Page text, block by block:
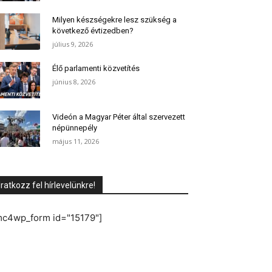
Milyen készségekre lesz szükség a
következő évtizedben?
július 9, 2026
Élő parlamenti közvetítés
június 8, 2026
Videón a Magyar Péter által szervezett
népünnepély
május 11, 2026
fel hírlevelünkre!
id="15179"]